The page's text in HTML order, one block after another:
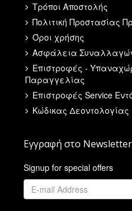
Τρόποι Αποστολής
Πολιτική Προστασίας
Όροι χρήσης
Ασφάλεια
Επιστροφές -
Παραγγελίας
Επιστροφές Service
Κώδικας Δεοντολογίας
Εγγραφή στο Newsletter
Signup for special offers